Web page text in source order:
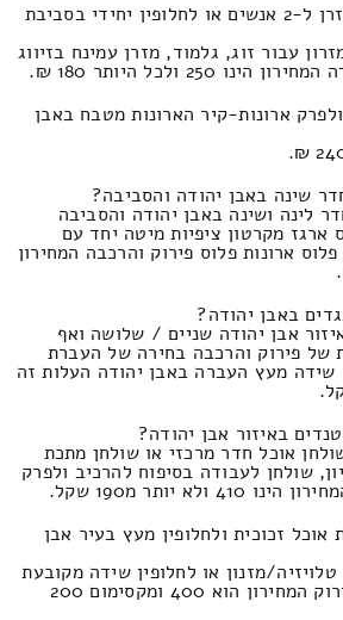
כמה עולה הובלה של מזרן ל-2 אנשים או לחלופין יחידי בסביבת
עבור זוג, גלמוד, מזרן עמינח בזיווג
250 ולכל היותר 180 ₪.
ארונות-קיר הארונות מטבח באבן
שינה באבן יהודה והסביבה?
לינה ושינה באבן יהודה והסביבה
ארגז מקרטון ציפיות מיטה יחד עם
ארונות פלוס פירוק והרכבה המחירון
באבן יהודה?
אבן יהודה שניים / שלושה ואף
של פירוק והרכבה בחירה של העברת
שידה מעץ העברה באבן יהודה העלות זה
באיזור אבן יהודה?
אוכל חדר מרכזי או שולחן מתכת
שולחן לעבודה בסיפוח להרכיב ולפרק
יותר מ190 שקל.
זכוכית ולחלופין מעץ בעיר אבן
מזנון או לחלופין שידה מקובעת
גבס יחד עם הרכבה ופירוק המחירון הוא 400 ומקסימום 200